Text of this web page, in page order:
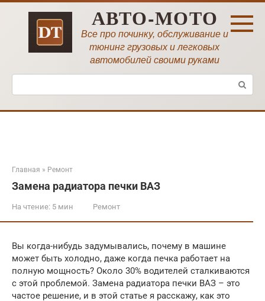
Перейти
АВТО-МОТО
Все про починку, обслуживание и
тюнинг грузовых и легковых
автомобилей своими руками
Поиск:
Главная » Ремонт
Замена радиатора печки ВАЗ
На чтение: 5 мин Ремонт
Вы когда-нибудь задумывались, почему в машине
может быть холодно, даже когда печка работает на
полную мощность? Около 30% водителей сталкиваются
с этой проблемой. Замена радиатора печки ВАЗ – это
частое решение, и в этой статье я расскажу, как это